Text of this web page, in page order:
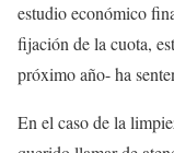
estudio económico
fijación de la cuota,
próximo año- ha
En el caso de la